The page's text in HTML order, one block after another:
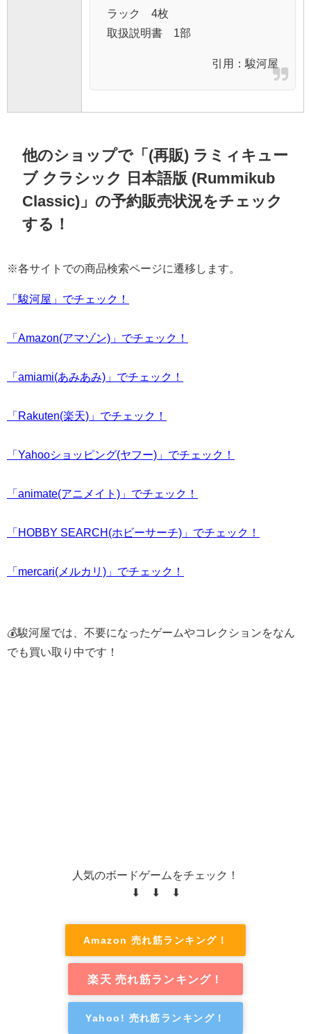
ラック 4枚
取扱説明書 1部
引用： 駿河屋
他のショップで「(再販) ラミィキュー
ブ クラシック 日本語版 (Rummikub
Classic)」の予約販売状況をチェック
する！
※各サイトでの商品検索ページに遷移します。
「駿河屋」でチェック！
「Amazon(アマゾン)」でチェック！
「amiami(あみあみ)」でチェック！
「Rakuten(楽天)」でチェック！
「Yahooショッピング(ヤフー)」でチェック！
「animate(アニメイト)」でチェック！
「HOBBY SEARCH(ホビーサーチ)」でチェック！
「mercari(メルカリ)」でチェック！
💰駿河屋では、不要になったゲームやコレクションをなん
でも買い取り中です！
人気のボードゲームをチェック！
⬇ ⬇ ⬇
Amazon 売れ筋ランキング！
楽天 売れ筋ランキング！
Yahoo! 売れ筋ランキング！